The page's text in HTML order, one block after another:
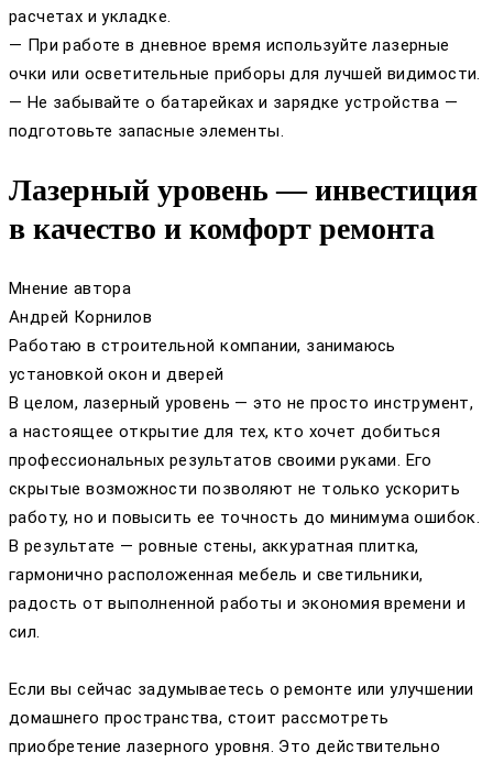
расчетах и укладке.
— При работе в дневное время используйте лазерные
очки или осветительные приборы для лучшей видимости.
— Не забывайте о батарейках и зарядке устройства —
подготовьте запасные элементы.
Лазерный уровень — инвестиция
в качество и комфорт ремонта
Мнение автора
Андрей Корнилов
Работаю в строительной компании, занимаюсь
установкой окон и дверей
В целом, лазерный уровень — это не просто инструмент,
а настоящее открытие для тех, кто хочет добиться
профессиональных результатов своими руками. Его
скрытые возможности позволяют не только ускорить
работу, но и повысить ее точность до минимума ошибок.
В результате — ровные стены, аккуратная плитка,
гармонично расположенная мебель и светильники,
радость от выполненной работы и экономия времени и
сил.
Если вы сейчас задумываетесь о ремонте или улучшении
домашнего пространства, стоит рассмотреть
приобретение лазерного уровня. Это действительно